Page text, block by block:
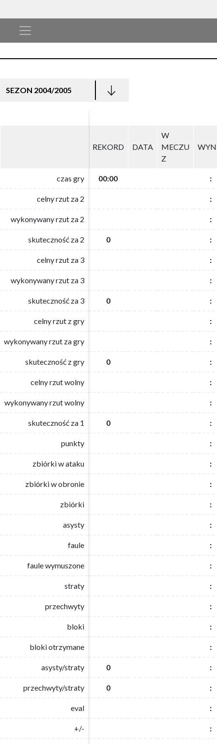
SEZON 2004/2005
REKORD DATA
W
MECZU
Z
czas gry 00:00 :
celny rzut za 2 :
wykonywany rzut za 2 :
skuteczność za 2 0 :
celny rzut za 3 :
wykonywany rzut za 3 :
skuteczność za 3 0 :
celny rzut z gry :
wykonywany rzut za gry :
skuteczność z gry 0 :
celny rzut wolny :
wykonywany rzut wolny :
skuteczność za 1 0 :
punkty :
zbiórki w ataku :
zbiórki w obronie :
zbiórki :
asysty :
faule :
faule wymuszone :
straty :
przechwyty :
bloki :
bloki otrzymane :
asysty/straty 0 :
przechwyty/straty 0 :
eval :
+/- :
REKORD DATA
W
MECZU
Z
czas gry 00:00 :
celny rzut za 2 :
wykonywany rzut za 2 :
skuteczność za 2 0 :
celny rzut za 3 :
wykonywany rzut za 3 :
skuteczność za 3 0 :
celny rzut z gry :
wykonywany rzut za gry :
skuteczność z gry 0 :
celny rzut wolny :
wykonywany rzut wolny :
skuteczność za 1 0 :
punkty :
zbiórki w ataku :
zbiórki w obronie :
zbiórki :
asysty :
faule :
faule wymuszone :
straty :
przechwyty :
bloki :
bloki otrzymane :
asysty/straty 0 :
przechwyty/straty 0 :
eval :
+/- :